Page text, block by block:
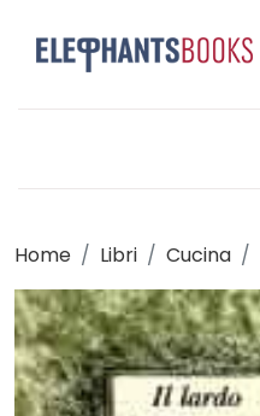
Home Libri Cucina